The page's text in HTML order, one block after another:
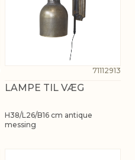
71112913
LAMPE TIL VÆG
H38/L26/B16 cm antique
messing